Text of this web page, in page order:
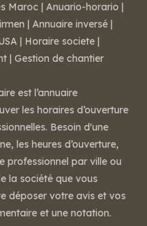
Maroc | Anuario-horario |
| Annuaire inversé |
| Horaire societe |
| Gestion de chantier
est l’annuaire
les horaires d’ouverture
Besoin d'une
les heures d’ouverture,
professionnel par ville ou
la société que vous
déposer votre avis et vos
et une notation.